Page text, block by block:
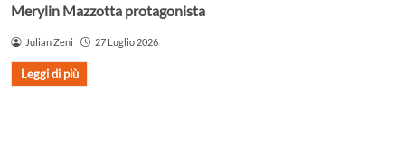
Merylin Mazzotta protagonista
Julian Zeni 27 Luglio 2026
Leggi di più